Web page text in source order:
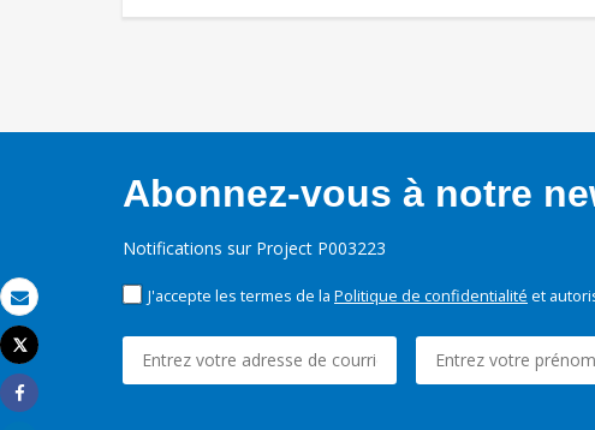
Email
Imprimer
Tweet
Share
Abonnez-vous à notre
Notifications sur Project P003223
J'accepte les termes de la Politique de confidentialité et